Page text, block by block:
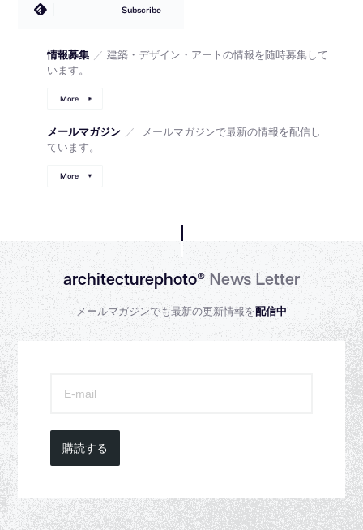
Subscribe
情報募集 ／ 建築・デザイン・アートの情報を随時募集して
います。
More
メールマガジン ／
メールマガジンで最新の情報を配信し
ています。
More
architecturephoto®News Letter
メールマガジンでも最新の更新情報を配信中
購読する